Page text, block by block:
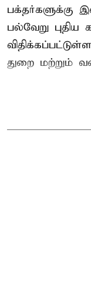
பக்தர்களுக்கு
பல்வேறு புதிய
துறை மற்றும்